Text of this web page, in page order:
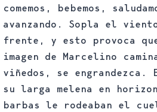
comemos, bebemos,
avanzando. Sopla el
frente, y esto provoca
imagen de Marcelino
viñedos, se engrandezca.
su larga melena en
barbas le rodeaban el